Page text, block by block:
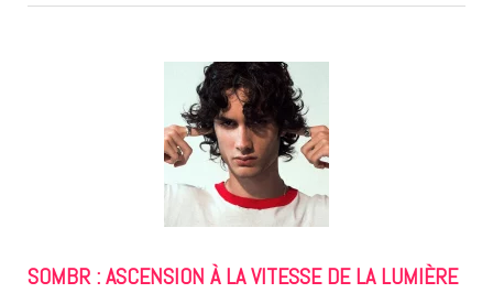
SOMBR : ASCENSION À LA VITESSE DE LA LUMIÈRE